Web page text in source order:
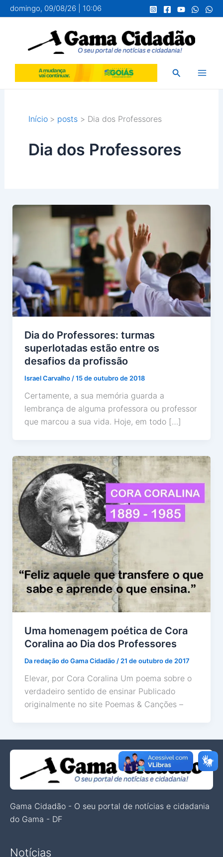
para
conteúdo
domingo, 09/08/26 | 10:06
Pesquisar
Início posts Dia dos Professores
Dia dos Professores
Dia do Professores: turmas
superlotadas estão entre os
desafios da profissão
Israel Carvalho/15 de outubro de 2018
Certamente, a sua memória guarda a
lembrança de alguma professora ou professor
que marcou a sua vida. Hoje, em todo […]
Uma homenagem poética de Cora
Coralina ao Dia dos Professores
Da redação do Gama Cidadão/21 de outubro de 2017
Elevar, por Cora Coralina Um poema sobre o
verdadeiro sentido de ensinar Publicado
originalmente no site Poemas & Canções –
Gama Cidadão - O seu portal de notícias e cidadania
do Gama - DF
Notícias